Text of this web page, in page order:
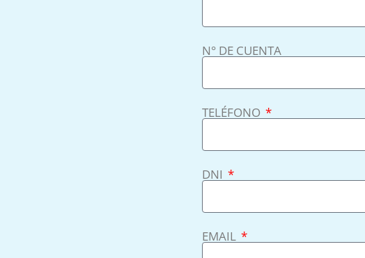
N° DE CUENTA
TELÉFONO
DNI
EMAIL